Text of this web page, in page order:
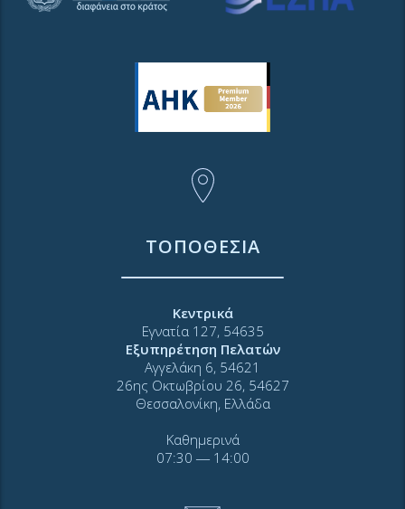
ΤΟΠΟΘΕΣΙΑ
Κεντρικά
Εγνατία 127, 54635
Εξυπηρέτηση Πελατών
Αγγελάκη 6, 54621
26ης Οκτωβρίου 26, 54627
Θεσσαλονίκη, Ελλάδα
Καθημερινά
07:30 ― 14:00